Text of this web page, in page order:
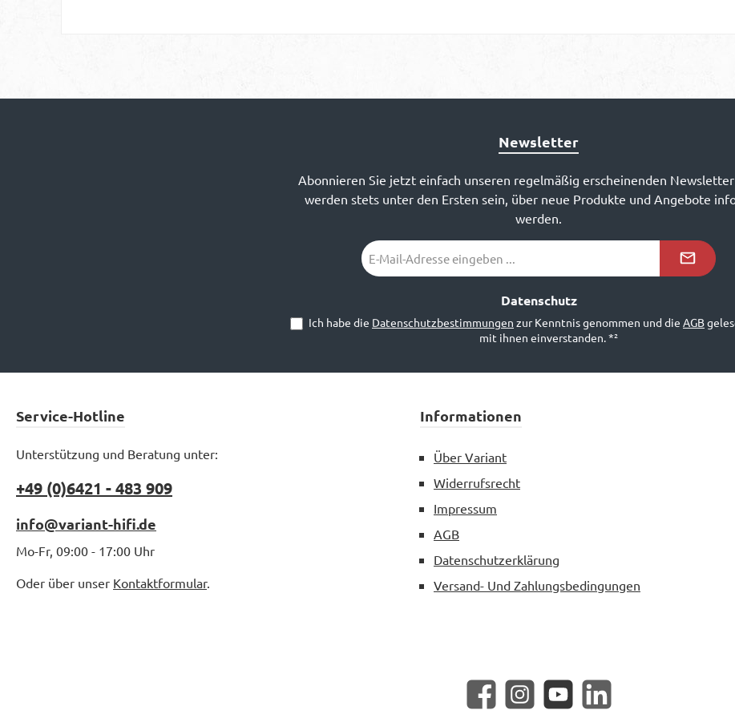
Newsletter
Abonnieren Sie jetzt einfach unseren regelmäßig erscheinenden
werden stets unter den Ersten sein, über neue Produkte und Angebote
werden.
E-
Mail-
Datenschutz
Ich habe die Datenschutzbestimmungen zur Kenntnis genommen und die AGB
mit ihnen einverstanden.*²
Service-Hotline
Unterstützung und Beratung unter:
+49 (0)6421 - 483 909
info@variant-hifi.de
Mo-Fr, 09:00 - 17:00 Uhr
Oder über unser Kontaktformular.
Informationen
Über Variant
Widerrufsrecht
Impressum
AGB
Datenschutzerklärung
Versand- Und Zahlungsbedingungen
Facebook InstagramYouTube LinkedIn